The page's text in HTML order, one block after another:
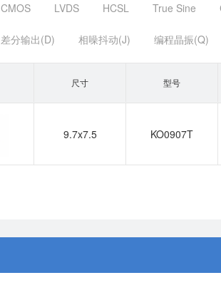
CMOS LVDS HCSL True Sine
差分输出(D) 相噪抖动(J) 编程晶振(Q)
尺寸 型号
9.7x7.5 KO0907T